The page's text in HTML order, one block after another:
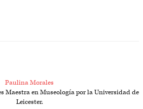
Paulina Morales
Maestra en Museología por la Universidad de
Leicester.